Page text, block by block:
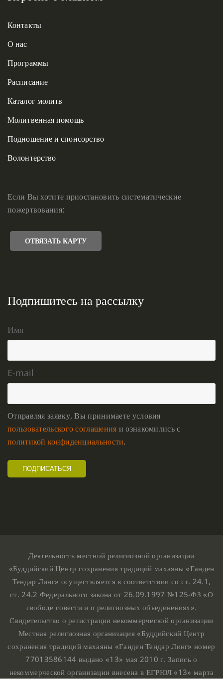
Контакты
О нас
Программы
Расписание
Каталог молитв
Молитвенная помощь
Подношение и спонсорство
Волонтерство
Если Вы хотите приостановить систематические
пожертвования:
ОТВЯЗАТЬ КАРТУ
Подпишитесь на рассылку
Имя
E-mail
Отправляя заявку, Вы принимаете условия
пользовательского соглашения и ознакомились с
политикой конфиденциальности.
Деятельность местной религиозной организации
«Буддийский Центр сохранения традиций махаяны «Ганден
Тендар Линг» осуществляется в соответствии со ст. 24.1,
ст. 24.2 Федерального закона от 26.09.1997 №125-ФЗ «О
свободе совести и о религиозных объединениях».
Свидетельство о регистрации некоммерческой организации
Местная религиозная организация «Буддийский Центр
сохранения традиций махаяны «Ганден Тендар Линг» номер
77013586144 выдано «13» мая 2010 г. Запись о
некоммерческой организации внесена в ЕГРЮЛ «13» марта